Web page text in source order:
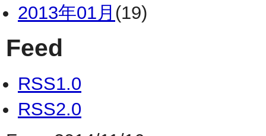
2013年01月 (19)
Feed
RSS1.0
RSS2.0